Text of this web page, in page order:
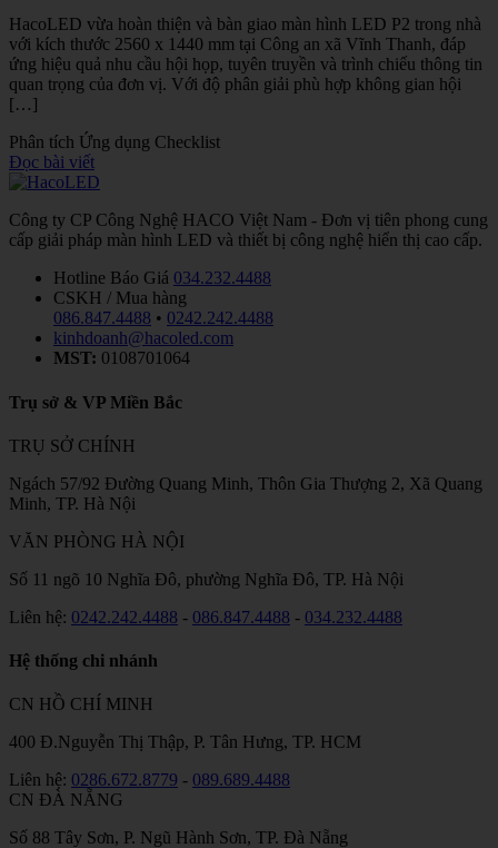
HacoLED vừa hoàn thiện và bàn giao màn hình LED P2 trong nhà
với kích thước 2560 x 1440 mm tại Công an xã Vĩnh Thanh, đáp
ứng hiệu quả nhu cầu hội họp, tuyên truyền và trình chiếu thông tin
quan trọng của đơn vị. Với độ phân giải phù hợp không gian hội
[…]
Phân tích Ứng dụng Checklist
Đọc bài viết
Công ty CP Công Nghệ HACO Việt Nam - Đơn vị tiên phong cung
cấp giải pháp màn hình LED và thiết bị công nghệ hiển thị cao cấp.
Hotline Báo Giá 034.232.4488
CSKH / Mua hàng
086.847.4488 • 0242.242.4488
kinhdoanh@hacoled.com
MST: 0108701064
Trụ sở & VP Miền Bắc
TRỤ SỞ CHÍNH
Ngách 57/92 Đường Quang Minh, Thôn Gia Thượng 2, Xã Quang
Minh, TP. Hà Nội
VĂN PHÒNG HÀ NỘI
Số 11 ngõ 10 Nghĩa Đô, phường Nghĩa Đô, TP. Hà Nội
Liên hệ: 0242.242.4488 - 086.847.4488 - 034.232.4488
Hệ thống chi nhánh
CN HỒ CHÍ MINH
400 Đ.Nguyễn Thị Thập, P. Tân Hưng, TP. HCM
Liên hệ: 0286.672.8779 - 089.689.4488
CN ĐÀ NẴNG
Số 88 Tây Sơn, P. Ngũ Hành Sơn, TP. Đà Nẵng